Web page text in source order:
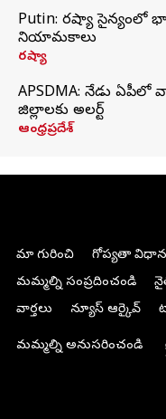
Putin: రష్యా సైన్యంలో
నియామకాలు
రష్యా
APSDMA: నేడు
జిల్లాలకు అలర్ట్
ఆంధ్రప్రదేశ్
మా గురించి గోప్యతా
మమ్మల్ని సంప్రదించండి
వార్తలు
న్యూస్ ఆర్కైవ్
మమ్మల్ని అనుసరించండి